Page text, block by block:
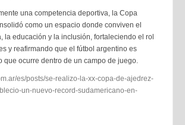
una competencia deportiva, la Copa
como un espacio donde conviven el
la educación y la inclusión, fortaleciendo el rol
y reafirmando que el fútbol argentino es
que ocurre dentro de un campo de juego.
es/posts/se-realizo-la-xx-copa-de-ajedrez-
un-nuevo-record-sudamericano-en-